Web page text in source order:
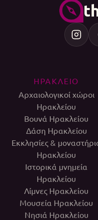
ΗΡΑΚΛΕΙΟ
Αρχαιολογικοί χώροι
Ηρακλείου
Βουνά Ηρακλείου
Δάση Ηρακλείου
Εκκλησίες &
Ηρακλείου
Ιστορικά μνημεία
Ηρακλείου
Λίμνες Ηρακλείου
Μουσεία Ηρακλείου
Νησιά Ηρακλείου